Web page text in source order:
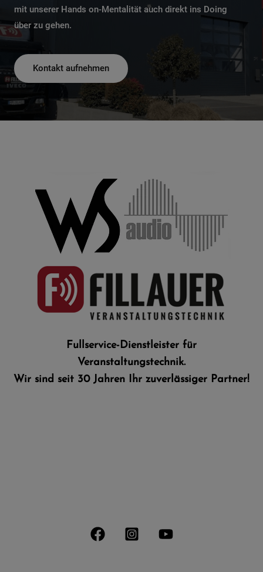
mit unserer Hands on-Mentalität auch direkt ins Doing
über zu gehen.
Kontakt aufnehmen
Fullservice-Dienstleister für
Veranstaltungstechnik.​
Wir sind seit 30 Jahren Ihr zuverlässiger Partner!